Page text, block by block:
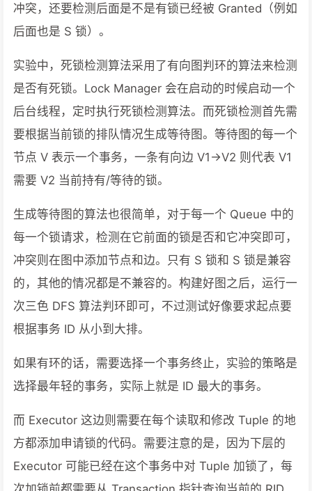
冲突，还要检测后面是不是有锁已经被 Granted（例如
后面也是 S 锁）。
实验中，死锁检测算法采用了有向图判环的算法来检测
是否有死锁。Lock Manager 会在启动的时候启动一个
后台线程，定时执行死锁检测算法。而死锁检测首先需
要根据当前锁的排队情况生成等待图。等待图的每一个
节点 V 表示一个事务，一条有向边 V1->V2 则代表 V1
需要 V2 当前持有/等待的锁。
生成等待图的算法也很简单，对于每一个 Queue 中的
每一个锁请求，检测在它前面的锁是否和它冲突即可，
冲突则在图中添加节点和边。只有 S 锁和 S 锁是兼容
的，其他的情况都是不兼容的。构建好图之后，运行一
次三色 DFS 算法判环即可，不过测试好像要求起点要
根据事务 ID 从小到大排。
如果有环的话，需要选择一个事务终止，实验的策略是
选择最年轻的事务，实际上就是 ID 最大的事务。
而 Executor 这边则需要在每个读取和修改 Tuple 的地
方都添加申请锁的代码。需要注意的是，因为下层的
Executor 可能已经在这个事务中对 Tuple 加锁了，每